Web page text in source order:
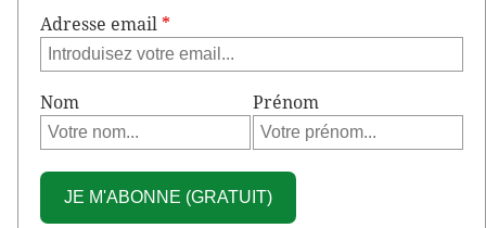
Adresse email *
Nom Prénom